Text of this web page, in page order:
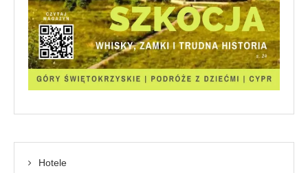
Hotele